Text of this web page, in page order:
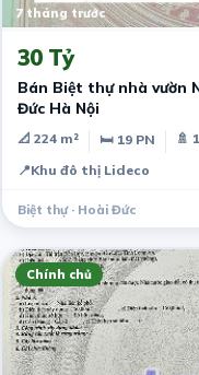
7 tháng trước
30 Tỷ
Bán Biệt thự nhà vườn
Đức Hà Nội
📐 224 m² 🛏 19 PN
🚿
📍Khu đô thị Lideco
Biệt thự · Hoài Đức
Chính chủ